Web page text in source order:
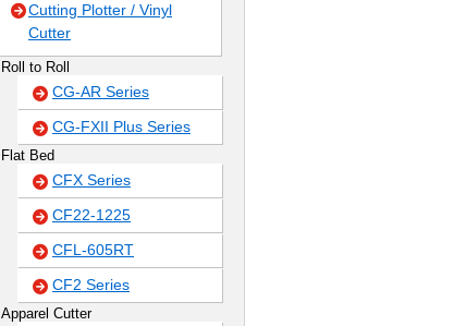
Cutting Plotter / Vinyl
Cutter
Roll to Roll
CG-AR Series
CG-FXII Plus Series
Flat Bed
CFX Series
CF22-1225
CFL-605RT
CF2 Series
Apparel Cutter